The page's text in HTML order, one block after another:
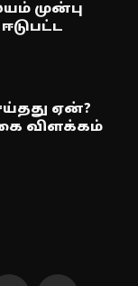
முன்பு
ஏன்?
விளக்கம்